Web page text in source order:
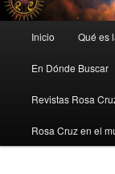
principal
Inicio Qué es
En Dónde Buscar
Revistas Rosa
Rosa Cruz en el